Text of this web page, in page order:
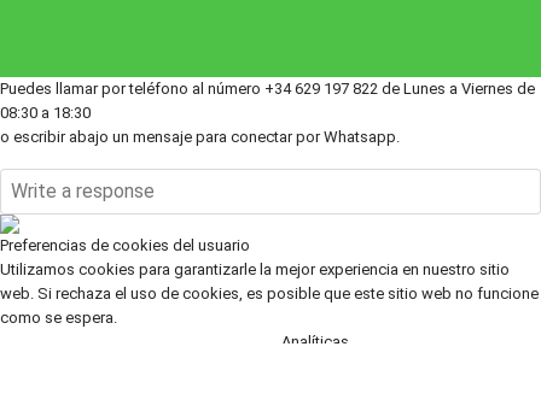
Puedes llamar por teléfono al número +34 629 197 822 de Lunes a Viernes de
08:30 a 18:30
o escribir abajo un mensaje para conectar por Whatsapp.
Preferencias de cookies del usuario
Utilizamos cookies para garantizarle la mejor experiencia en nuestro sitio
web. Si rechaza el uso de cookies, es posible que este sitio web no funcione
Analíticas